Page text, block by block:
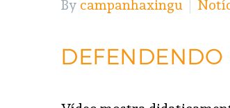
By campanhaxingu